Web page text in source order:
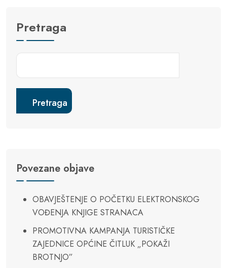
Pretraga
Pretraga
Povezane objave
OBAVJEŠTENJE O POČETKU ELEKTRONSKOG
VOĐENJA KNJIGE STRANACA
PROMOTIVNA KAMPANJA TURISTIČKE
ZAJEDNICE OPĆINE ČITLUK „POKAŽI
BROTNJO”